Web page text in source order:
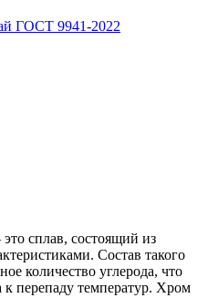
ГОСТ 9941-2022
сплав, состоящий из
Состав такого
количество углерода, что
к перепаду температур. Хром